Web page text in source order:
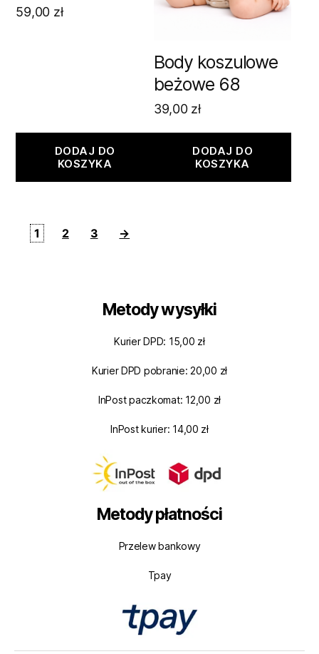
59,00 zł
DODAJ DO
KOSZYKA
Body koszulowe
beżowe 68
39,00 zł
DODAJ DO
KOSZYKA
1 2 3 →
Metody wysyłki
Kurier DPD: 15,00 zł
Kurier DPD pobranie: 20,00 zł
InPost paczkomat: 12,00 zł
InPost kurier: 14,00 zł
Metody płatności
Przelew bankowy
Tpay